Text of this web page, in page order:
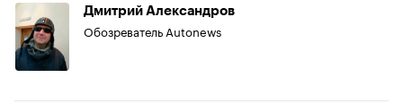
Дмитрий Александров
Обозреватель Autonews